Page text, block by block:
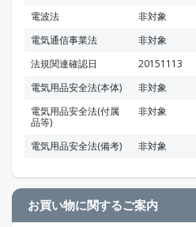
電波法
非対象
電気通信事業法
非対象
法規関連確認日
20151113
電気用品安全法(本体)
非対象
電気用品安全法(付属
品等)
非対象
電気用品安全法(備考) 非対象
お買い物に関するご案内